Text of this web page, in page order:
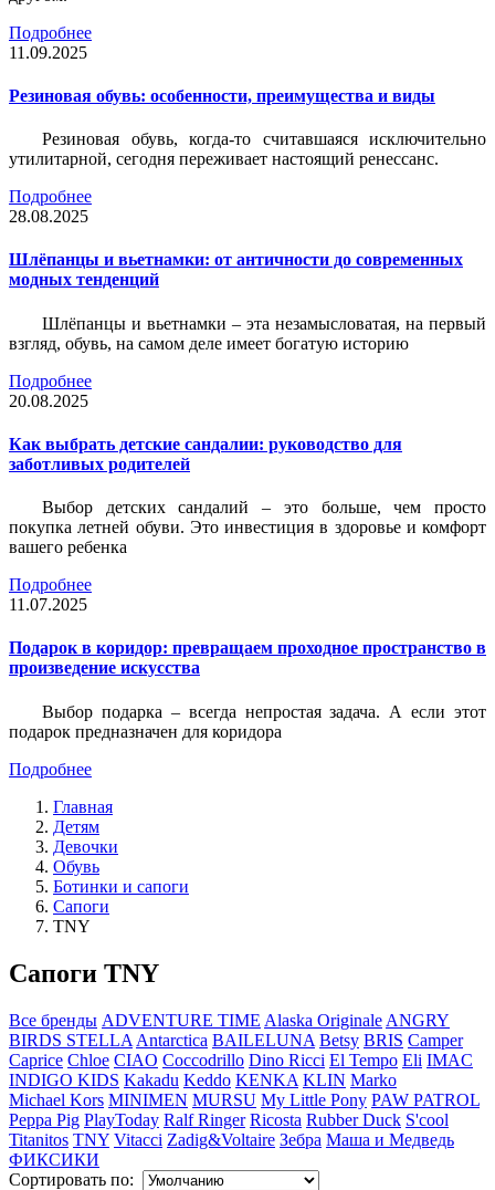
Подробнее
11.09.2025
Резиновая обувь: особенности, преимущества и виды
Резиновая обувь, когда-то считавшаяся исключительно
утилитарной, сегодня переживает настоящий ренессанс.
Подробнее
28.08.2025
Шлёпанцы и вьетнамки: от античности до современных
модных тенденций
Шлёпанцы и вьетнамки – эта незамысловатая, на первый
взгляд, обувь, на самом деле имеет богатую историю
Подробнее
20.08.2025
Как выбрать детские сандалии: руководство для
заботливых родителей
Выбор детских сандалий – это больше, чем просто
покупка летней обуви. Это инвестиция в здоровье и комфорт
вашего ребенка
Подробнее
11.07.2025
Подарок в коридор: превращаем проходное пространство в
произведение искусства
Выбор подарка – всегда непростая задача. А если этот
подарок предназначен для коридора
Подробнее
Главная
Детям
Девочки
Обувь
Ботинки и сапоги
Сапоги
TNY
Сапоги TNY
Все бренды ADVENTURE TIME Alaska Originale ANGRY
BIRDS STELLA Antarctica BAILELUNA Betsy BRIS Camper
Caprice Chloe CIAO Coccodrillo Dino Ricci El Tempo Eli IMAC
INDIGO KIDS Kakadu Keddo KENKA KLIN Marko
Michael Kors MINIMEN MURSU My Little Pony PAW PATROL
Peppa Pig PlayToday Ralf Ringer Ricosta Rubber Duck S'cool
Titanitos TNY Vitacci Zadig&Voltaire Зебра Маша и Медведь
ФИКСИКИ
Сортировать по: